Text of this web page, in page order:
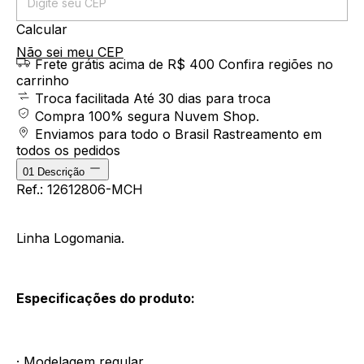
Calcular
Não sei meu CEP
Frete grátis acima de R$ 400 Confira regiões no
carrinho
Troca facilitada Até 30 dias para troca
Compra 100% segura Nuvem Shop.
Enviamos para todo o Brasil Rastreamento em
todos os pedidos
01 Descrição
Ref.: 12612806-MCH
Linha Logomania.
Especificações do produto: